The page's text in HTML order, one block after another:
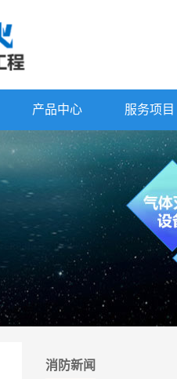
产品中心 服务项目
消防新闻